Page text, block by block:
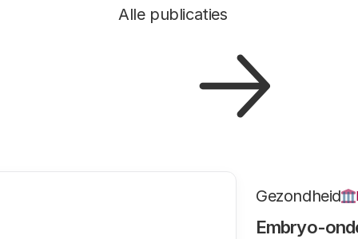
Alle publicaties
Embryo-
Gezondheid